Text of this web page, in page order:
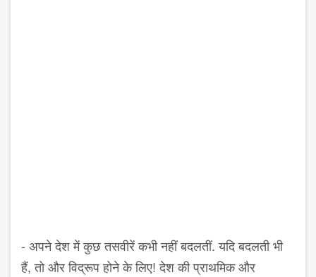
- अपने देश में कुछ तसवीरें कभी नहीं बदलतीं. यदि बदलती भी
हैं, तो और विद्रूप होने के लिए! देश की प्राथमिक और